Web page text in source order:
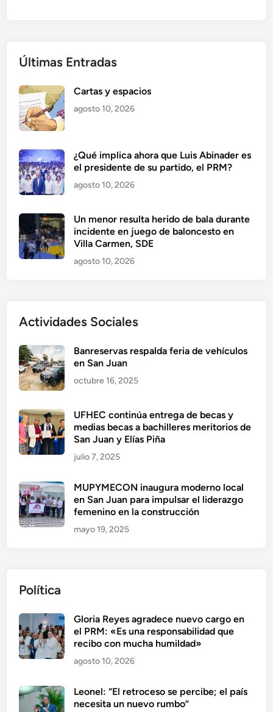
Últimas Entradas
Cartas y espacios
agosto 10, 2026
¿Qué implica ahora que Luis Abinader es
el presidente de su partido, el PRM?
agosto 10, 2026
Un menor resulta herido de bala durante
incidente en juego de baloncesto en
Villa Carmen, SDE
agosto 10, 2026
Actividades Sociales
Banreservas respalda feria de vehículos
en San Juan
octubre 16, 2025
UFHEC continúa entrega de becas y
medias becas a bachilleres meritorios de
San Juan y Elías Piña
julio 7, 2025
MUPYMECON inaugura moderno local
en San Juan para impulsar el liderazgo
femenino en la construcción
mayo 19, 2025
Política
Gloria Reyes agradece nuevo cargo en
el PRM: «Es una responsabilidad que
recibo con mucha humildad»
agosto 10, 2026
Leonel: “El retroceso se percibe; el país
necesita un nuevo rumbo”